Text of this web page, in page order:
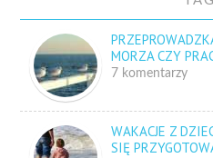
MORZA CZY
7 komentarzy
WAKACJE Z
SIĘ